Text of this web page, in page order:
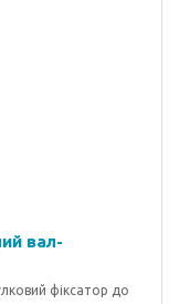
вал-
фіксатор до